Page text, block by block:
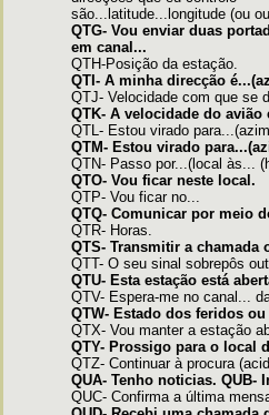
são...latitude...longitude (ou
QTG- Vou enviar duas
em canal...
QTH-Posição da estação.
QTI- A minha direcção
QTJ- Velocidade com que se
QTK- A velocidade do
QTL- Estou virado
QTM- Estou virado
QTN- Passo por...(local às...
QTO- Vou ficar neste local.
QTP- Vou ficar no...
QTQ- Comunicar por meio
QTR- Horas.
QTS- Transmitir a chamada
QTT- O seu sinal sobrepôs
QTU- Esta estação está
QTV- Espera-me no canal...
QTW- Estado dos feridos
QTX- Vou manter a estação
QTY- Prossigo para o local
QTZ- Continuar à procura
QUA- Tenho noticias. QUB-
QUC- Confirma a última